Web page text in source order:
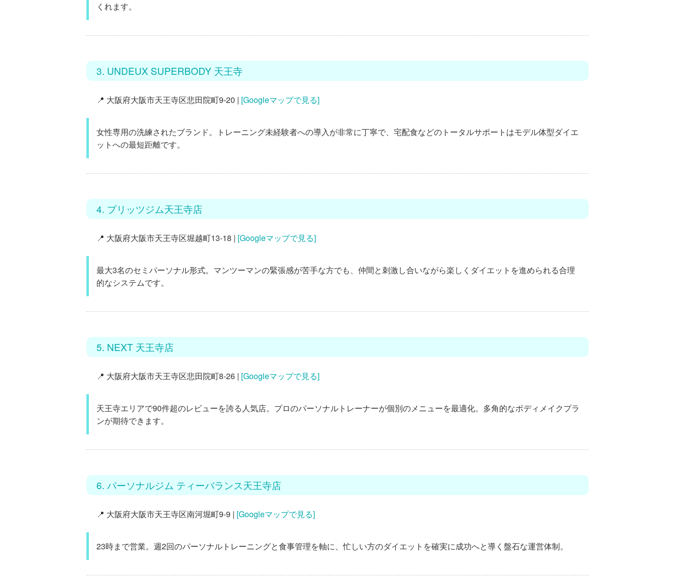
くれます。
3. UNDEUX SUPERBODY 天王寺
📍 大阪府大阪市天王寺区悲田院町9-20 | [Googleマップで見る]
女性専用の洗練されたブランド。トレーニング未経験者への導入が非常に丁寧で、宅配食などのトータルサポートはモデル体型ダイエ
ットへの最短距離です。
4. プリッツジム天王寺店
📍 大阪府大阪市天王寺区堀越町13-18 | [Googleマップで見る]
最大3名のセミパーソナル形式。マンツーマンの緊張感が苦手な方でも、仲間と刺激し合いながら楽しく ダイエット を進められる合理
的なシステムです。
5. NEXT 天王寺店
📍 大阪府大阪市天王寺区悲田院町8-26 | [Googleマップで見る]
天王寺エリアで90件超のレビューを誇る人気店。プロのパーソナルトレーナーが個別のメニューを最適化。多角的なボディメイクプラ
ンが期待できます。
6. パーソナルジム ティーバランス天王寺店
📍 大阪府大阪市天王寺区南河堀町9-9 | [Googleマップで見る]
23時まで営業。週2回のパーソナルトレーニングと食事管理を軸に、忙しい方のダイエット を確実に成功へと導く盤石な運営体制。